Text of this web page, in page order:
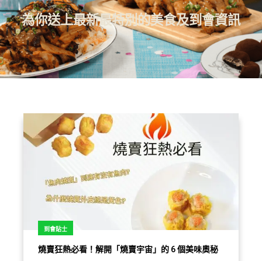
為你送上最新最特別的美食及到會資訊
到會貼士
燒賣狂熱必看！解開「燒賣宇宙」的 6 個美味奧秘